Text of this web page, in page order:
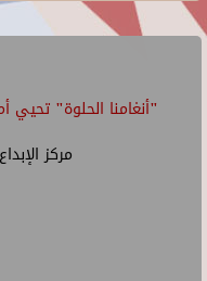
"أنغامنا الحلوة"
مركز